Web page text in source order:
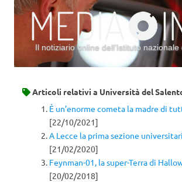
Il notiziario online dell’Istituto nazionale
Articoli relativi a Università del
È un’enorme cometa la madre di
[22/10/2021]
A Lecce la prima sezione
[21/02/2020]
Feynman-01, la super-Terra di
[20/02/2018]